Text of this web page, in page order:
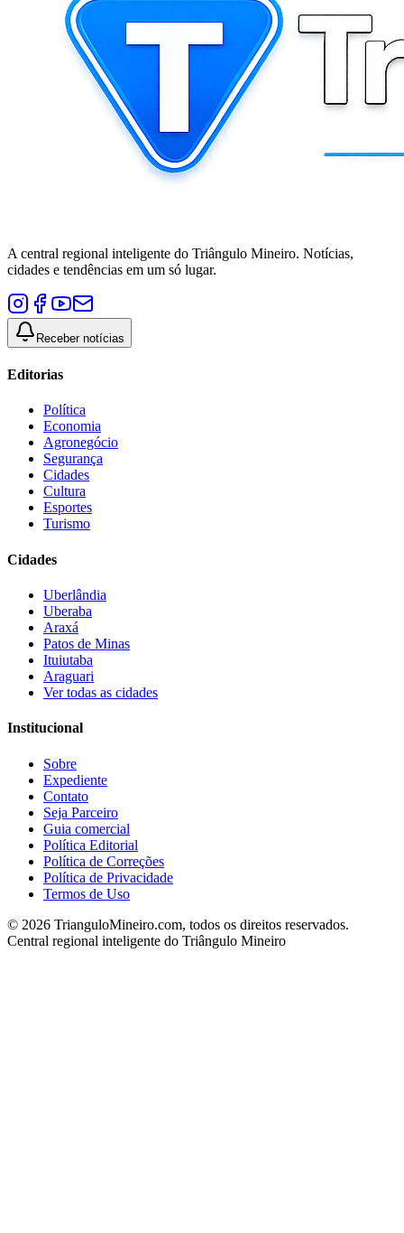
A central regional inteligente do Triângulo Mineiro. Notícias,
cidades e tendências em um só lugar.
Receber notícias
Editorias
Política
Economia
Agronegócio
Segurança
Cidades
Cultura
Esportes
Turismo
Cidades
Uberlândia
Uberaba
Araxá
Patos de Minas
Ituiutaba
Araguari
Ver todas as cidades
Institucional
Sobre
Expediente
Contato
Seja Parceiro
Guia comercial
Política Editorial
Política de Correções
Política de Privacidade
Termos de Uso
© 2026 TrianguloMineiro.com, todos os direitos reservados.
Central regional inteligente do Triângulo Mineiro